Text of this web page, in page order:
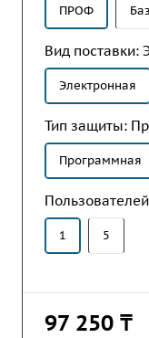
ПРОФ
Вид поставки:
Электронная
Тип защиты:
Программная
1 5
97 250 ₸